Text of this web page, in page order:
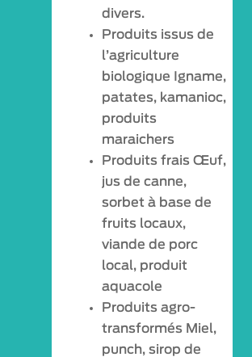
divers.
Produits issus de
l’agriculture
biologique Igname,
patates, kamanioc,
produits
maraichers
Produits frais Œuf,
jus de canne,
sorbet à base de
fruits locaux,
viande de porc
local, produit
aquacole
Produits agro-
transformés Miel,
punch, sirop de